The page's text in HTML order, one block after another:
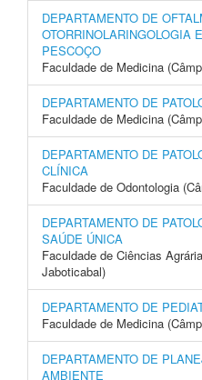
DEPARTAMENTO DE
OTORRINOLARINGOLOGIA
PESCOÇO
Faculdade de Medicina
DEPARTAMENTO DE
Faculdade de Medicina
DEPARTAMENTO DE
CLÍNICA
Faculdade de Odontologia
DEPARTAMENTO DE
SAÚDE ÚNICA
Faculdade de Ciências
Jaboticabal)
DEPARTAMENTO DE
Faculdade de Medicina
DEPARTAMENTO DE
AMBIENTE